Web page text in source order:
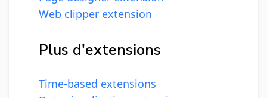
Web clipper extension
Plus d'extensions
Time-based extensions